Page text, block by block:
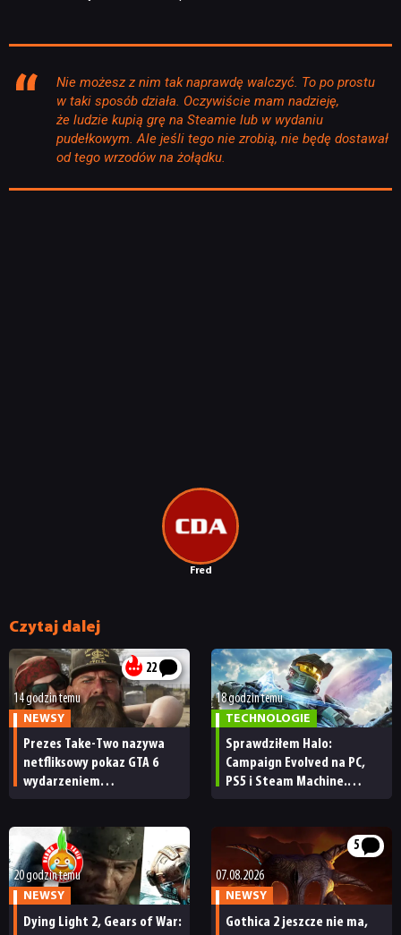
Fred
Nie możesz z nim tak naprawdę walczyć. To po prostu
w taki sposób działa. Oczywiście mam nadzieję,
że ludzie kupią grę na Steamie lub w wydaniu
pudełkowym. Ale jeśli tego nie zrobią, nie będę dostawał
od tego wrzodów na żołądku.
Czytaj dalej
22
14 godzin temu
NEWSY
Prezes Take-Two nazywa
netfliksowy pokaz GTA 6
wydarzeniem
ma subskrybentów
18 godzin temu
TECHNOLOGIE
Sprawdziłem Halo:
Campaign Evolved na PC,
PS5 i Steam Machine.
[RECENZJA TECHNICZNA]
20 godzin temu
NEWSY
Dying Light 2, Gears of War:
5
07.08.2026
NEWSY
Gothica 2 jeszcze nie ma,